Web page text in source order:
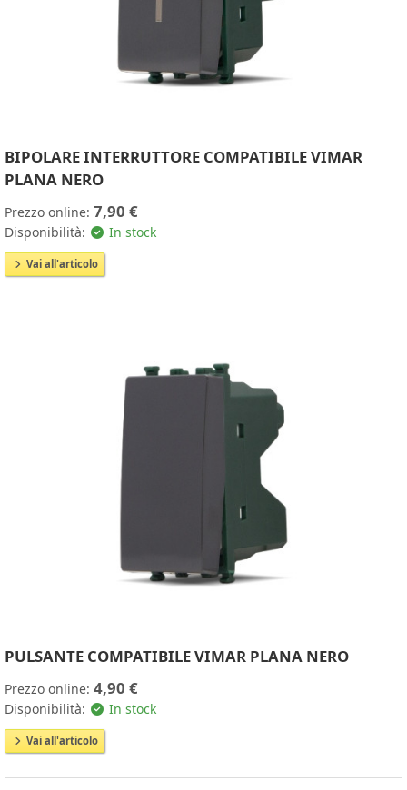
BIPOLARE INTERRUTTORE COMPATIBILE VIMAR
PLANA NERO
Prezzo online: 7,90 €
Disponibilità: In stock
Vai all'articolo
PULSANTE COMPATIBILE VIMAR PLANA NERO
Prezzo online: 4,90 €
Disponibilità: In stock
Vai all'articolo